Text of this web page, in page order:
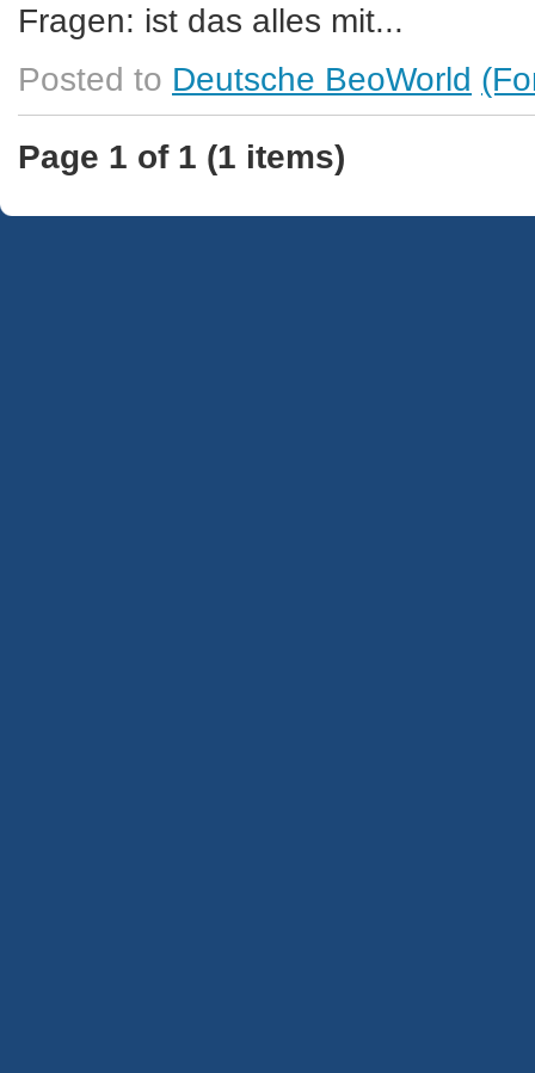
Fragen: ist das alles mit...
Posted to Deutsche BeoWorld
Page 1 of 1 (1 items)